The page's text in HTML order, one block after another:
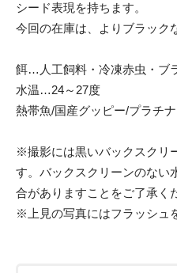
シード表現を持ちます。
今回の在庫は、よりブラック
餌…人工飼料・冷凍赤虫・ブ
水温…24～27度
熱帯魚/国産グッピー/プラチ
※撮影には黒いバックスクリ
す。バックスクリーンのない
合がありますことをご了承く
※上見の写真にはフラッシュ